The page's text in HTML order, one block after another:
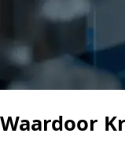
Waardoor